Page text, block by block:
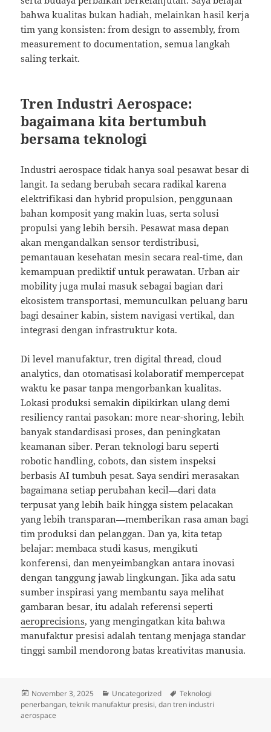
bahwa kualitas bukan hadiah, melainkan hasil kerja
tim yang konsisten: from design to assembly, from
measurement to documentation, semua langkah
saling terkait.
Tren Industri Aerospace:
bagaimana kita bertumbuh
bersama teknologi
Industri aerospace tidak hanya soal pesawat besar di
langit. Ia sedang berubah secara radikal karena
elektrifikasi dan hybrid propulsion, penggunaan
bahan komposit yang makin luas, serta solusi
propulsi yang lebih bersih. Pesawat masa depan
akan mengandalkan sensor terdistribusi,
pemantauan kesehatan mesin secara real-time, dan
kemampuan prediktif untuk perawatan. Urban air
mobility juga mulai masuk sebagai bagian dari
ekosistem transportasi, memunculkan peluang baru
bagi desainer kabin, sistem navigasi vertikal, dan
integrasi dengan infrastruktur kota.
Di level manufaktur, tren digital thread, cloud
analytics, dan otomatisasi kolaboratif mempercepat
waktu ke pasar tanpa mengorbankan kualitas.
Lokasi produksi semakin dipikirkan ulang demi
resiliency rantai pasokan: more near-shoring, lebih
banyak standardisasi proses, dan peningkatan
keamanan siber. Peran teknologi baru seperti
robotic handling, cobots, dan sistem inspeksi
berbasis AI tumbuh pesat. Saya sendiri merasakan
bagaimana setiap perubahan kecil—dari data
terpusat yang lebih baik hingga sistem pelacakan
yang lebih transparan—memberikan rasa aman bagi
tim produksi dan pelanggan. Dan ya, kita tetap
belajar: membaca studi kasus, mengikuti
konferensi, dan menyeimbangkan antara inovasi
dengan tanggung jawab lingkungan. Jika ada satu
sumber inspirasi yang membantu saya melihat
gambaran besar, itu adalah referensi seperti
aeroprecisions, yang mengingatkan kita bahwa
manufaktur presisi adalah tentang menjaga standar
tinggi sambil mendorong batas kreativitas manusia.
Posted
on
November 3, 2025 Categories
Uncategorized Tags
Teknologi
penerbangan, teknik manufaktur presisi, dan tren industri
aerospace